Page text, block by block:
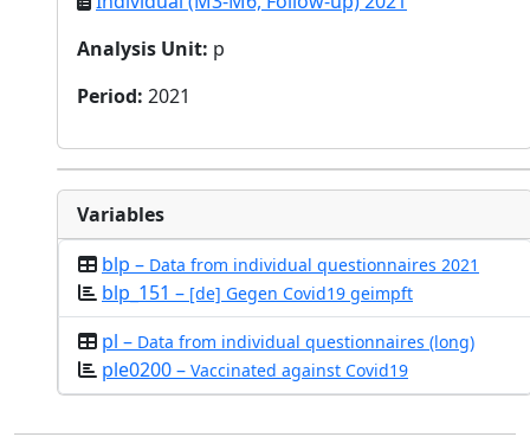
Analysis Unit: p
Period: 2021
Variables
blp – Data from individual questionnaires 2021
blp_151 – [de] Gegen Covid19 geimpft
pl – Data from individual questionnaires (long)
ple0200 – Vaccinated against Covid19